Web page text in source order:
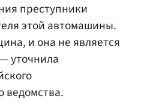
преступники
этой автомашины.
и она не является
уточнила
ведомства.